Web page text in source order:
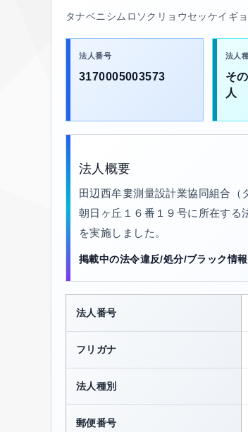
タナベニシムロソクリョウセッケイギ
法人番号
3170005003573
法人
そ
人
法人概要
田辺西牟婁測量設計業協同組合（
朝日ヶ丘１６番１９号に所在する
を実施しました。
掲載中の法令違反/処分/ブラック情報
法人番号
フリガナ
法人種別
郵便番号